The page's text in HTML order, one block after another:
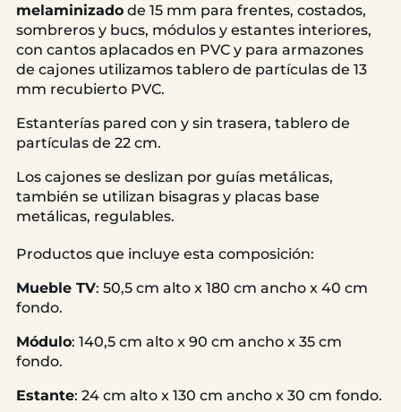
melaminizadode 15 mm para frentes, costados,
sombreros y bucs, módulos y estantes interiores,
con cantos aplacados en PVC y para armazones
de cajones utilizamos tablero de partículas de 13
mm recubierto PVC.
Estanterías pared con y sin trasera, tablero de
partículas de 22 cm.
Los cajones se deslizan por guías metálicas,
también se utilizan bisagras y placas base
metálicas, regulables.
Productos que incluye esta composición:
Mueble TV: 50,5 cm alto x 180 cm ancho x 40 cm
fondo.
Módulo: 140,5 cm alto x 90 cm ancho x 35 cm
fondo.
Estante: 24 cm alto x 130 cm ancho x 30 cm fondo.